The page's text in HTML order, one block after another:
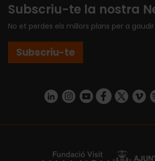
Subscriu-te la nostra
No et perdes els millors plans per a
Subscriu-te
https://www.linkedin.com/company/turismo-valencia/mycompany/
https://https://https://https://